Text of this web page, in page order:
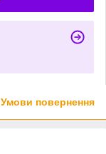
Умови повернення